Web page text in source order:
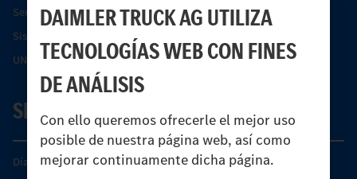
DAIMLER TRUCK AG UTILIZA
TECNOLOGÍAS WEB CON FINES
DE ANÁLISIS
Con ello queremos ofrecerle el mejor uso
posible de nuestra página web, así como
mejorar continuamente dicha página.
Servicios financieros
Sistemas de asistencia de seguridad Econic
UNI-TOUCH®
SERVICIO
Días de Servicio del Unimog